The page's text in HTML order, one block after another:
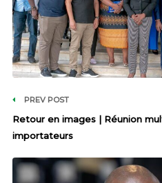
PREV POST
Retour en images | Réunion
importateurs